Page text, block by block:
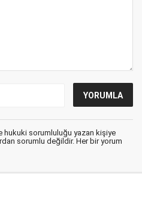
hukuki sorumluluğu yazan kişiye
sorumlu değildir. Her bir yorum